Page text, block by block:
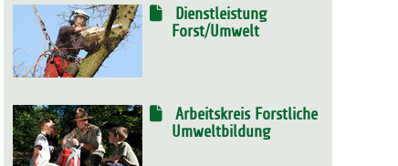
Dienstleistung
Forst/Umwelt
Arbeitskreis Forstliche
Umweltbildung